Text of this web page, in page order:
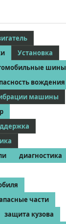
Установка
шины
вождения
машины
диагностика
части
защита кузова